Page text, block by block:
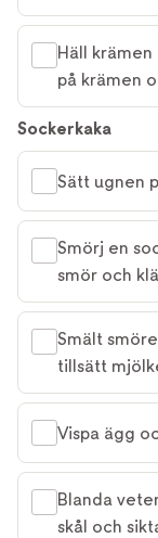
Häll
på krämen
Sockerkaka
Sätt ugnen
Smörj en
smör och
Smält
tillsätt
Vispa ägg
Blanda
skål och